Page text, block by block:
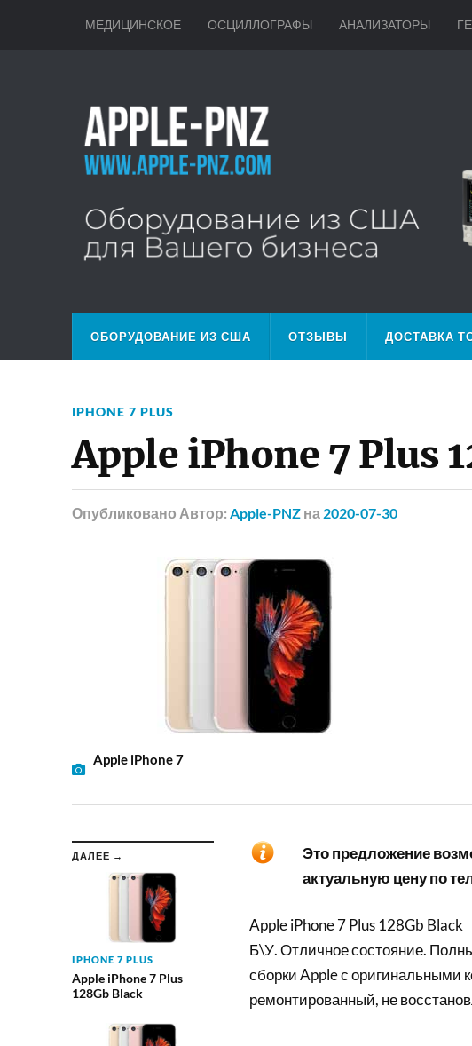
МЕДИЦИНСКОЕ ОСЦИЛЛОГРАФЫ АНАЛИЗАТОРЫ
ОБОРУДОВАНИЕ ИЗ США ОТЗЫВЫ ДОСТАВКА
IPHONE 7 PLUS
Apple iPhone 7 Plus
Опубликовано Автор: Apple-PNZ на 2020-07-30
Apple iPhone 7
ДАЛЕЕ →
IPHONE 7 PLUS
Apple iPhone 7 Plus
128Gb Black
Это предложение
актуальную цену по
Apple iPhone 7 Plus 128Gb Black
Б\У. Отличное состояние.
сборки Apple с оригинальными
ремонтированный, не